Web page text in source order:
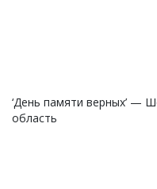
‘День памяти верных’ —
область